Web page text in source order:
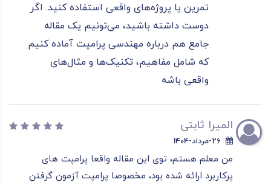
تمرین یا پروژه‌های واقعی استفاده کنید. اگر
دوست داشته باشید، می‌تونیم یک مقاله
جامع هم درباره مهندسی پرامپت آماده کنیم
که شامل مفاهیم، تکنیک‌ها و مثال‌های
واقعی باشه
المیرا ثابتی
26-مرداد-1404
من معلم هستم، توی این مقاله واقعا پرامپت های
پرکاربرد ارائه شده بود، مخصوصا پرامپت آزمون گرفتن